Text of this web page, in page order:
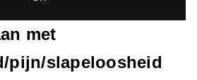
met
pijn/slapeloosheid